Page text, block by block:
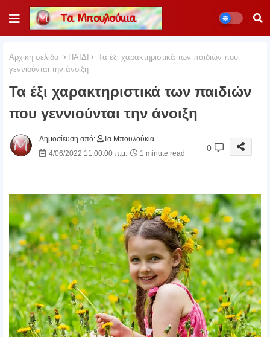
Αρχική σελίδα ΠΑΙΔΙ
Τα έξι χαρακτηριστικά των παιδιών που
γεννιούνται την άνοιξη
Τα έξι χαρακτηριστικά των παιδιών
που γεννιούνται την άνοιξη
Δημοσίευση από:
Τα Μπουλούκια
4/06/2022 11:00:00 π.μ.
1 minute read
0